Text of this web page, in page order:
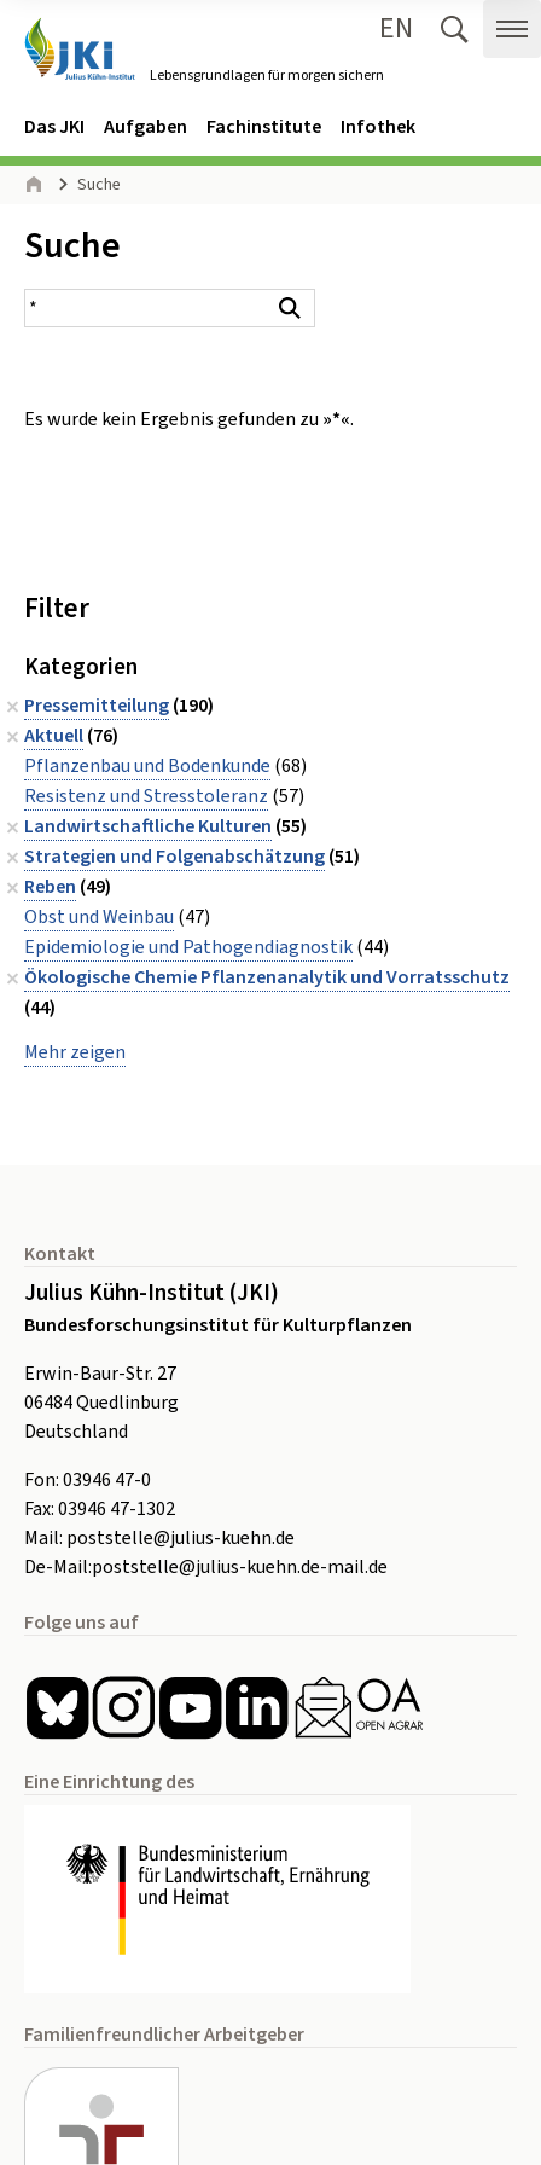
Lebensgrundlagen für morgen sichern
EN
Navigation
Hauptmenü
Das JKI Aufgaben Fachinstitute Infothek
Seitenpfad
Suche
Inhalt:
Suche
Suchergebnis
Es wurde kein Ergebnis gefunden zu »*«.
Filter
Kategorien
Pressemitteilung(190)
Aktuell(76)
Pflanzenbau und Bodenkunde (68)
Resistenz und Stresstoleranz (57)
Landwirtschaftliche Kulturen (55)
Strategien und Folgenabschätzung(51)
Reben (49)
Obst und Weinbau (47)
Epidemiologie und Pathogendiagnostik(44)
Ökologische Chemie Pflanzenanalytik und Vorratsschutz
(44)
Mehr zeigen
Kontakt
Julius Kühn-Institut (JKI)
Bundesforschungsinstitut für Kulturpflanzen
Erwin-Baur-Str. 27
06484Quedlinburg
Deutschland
Fon:03946 47-0
Fax:03946 47-1302
Mail: poststelle@julius-kuehn.de
De-Mail:poststelle@julius-kuehn.de-mail.de
Folge uns auf
Eine Einrichtung des
Familienfreundlicher Arbeitgeber